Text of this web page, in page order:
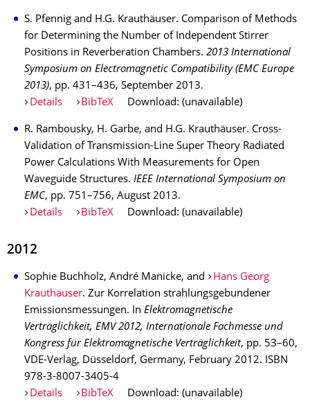
S. Pfennig and H.G. Krauthäuser. Comparison of Methods
for Determining the Number of Independent Stirrer
Positions in Reverberation Chambers. 2013 International
Symposium on Electromagnetic Compatibility (EMC Europe
2013), pp. 431–436, September 2013.
Details
BibTeX Download: (unavailable)
R. Rambousky, H. Garbe, and H.G. Krauthäuser. Cross-
Validation of Transmission-Line Super Theory Radiated
Power Calculations With Measurements for Open
Waveguide Structures. IEEE International Symposium on
EMC, pp. 751–756, August 2013.
Details
BibTeX Download: (unavailable)
2012
Sophie Buchholz, André Manicke, and
Hans Georg
Krauthäuser. Zur Korrelation strahlungsgebundener
Emissionsmessungen. In Elektromagnetische
Verträglichkeit, EMV 2012, Internationale Fachmesse und
Kongress für Elektromagnetische Verträglichkeit, pp. 53–60,
VDE-Verlag, Düsseldorf, Germany, February 2012. ISBN
978-3-8007-3405-4
Details
BibTeX Download: (unavailable)